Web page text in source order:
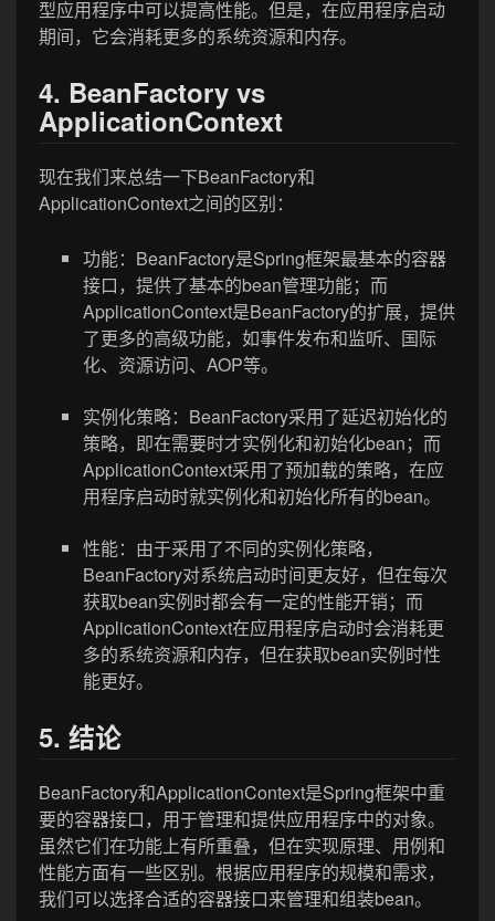
型应用程序中可以提高性能。但是，在应用程序启动
期间，它会消耗更多的系统资源和内存。
4. BeanFactory vs
ApplicationContext
现在我们来总结一下BeanFactory和
ApplicationContext之间的区别：
功能：BeanFactory是Spring框架最基本的容器
接口，提供了基本的bean管理功能；而
ApplicationContext是BeanFactory的扩展，提供
了更多的高级功能，如事件发布和监听、国际
化、资源访问、AOP等。
实例化策略：BeanFactory采用了延迟初始化的
策略，即在需要时才实例化和初始化bean；而
ApplicationContext采用了预加载的策略，在应
用程序启动时就实例化和初始化所有的bean。
性能：由于采用了不同的实例化策略，
BeanFactory对系统启动时间更友好，但在每次
获取bean实例时都会有一定的性能开销；而
ApplicationContext在应用程序启动时会消耗更
多的系统资源和内存，但在获取bean实例时性
能更好。
5. 结论
BeanFactory和ApplicationContext是Spring框架中重
要的容器接口，用于管理和提供应用程序中的对象。
虽然它们在功能上有所重叠，但在实现原理、用例和
性能方面有一些区别。根据应用程序的规模和需求，
我们可以选择合适的容器接口来管理和组装bean。